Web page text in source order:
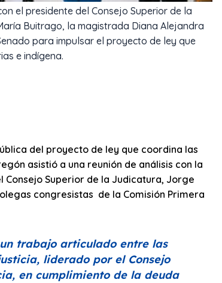
el presidente del Consejo Superior de la
Buitrago, la magistrada Diana Alejandra
para impulsar el proyecto de ley que
e indígena.
del proyecto de ley que coordina las
asistió a una reunión de análisis con la
Superior de la Judicatura, Jorge
congresistas de la Comisión Primera
trabajo articulado entre las
liderado por el Consejo
en cumplimiento de la deuda